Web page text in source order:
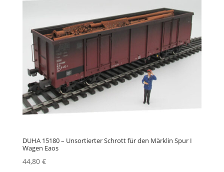
DUHA 15180 – Unsortierter Schrott für den Märklin Spur I
Wagen Eaos
44,80 €